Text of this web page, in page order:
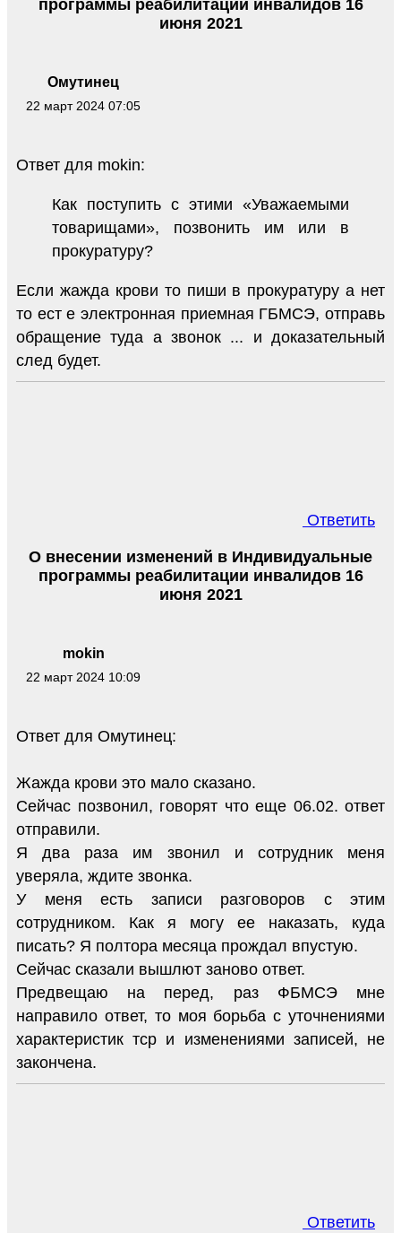
Омутинец
22 март 2024 07:05
программы реабилитации инвалидов 16
июня 2021
Ответ для mokin:
Как поступить с этими «Уважаемыми
товарищами», позвонить им или в
прокуратуру?
Если жажда крови то пиши в прокуратуру а нет
то ест е электронная приемная ГБМСЭ, отправь
обращение туда а звонок ... и доказательный
след будет.
Ответить
mokin
22 март 2024 10:09
О внесении изменений в Индивидуальные
программы реабилитации инвалидов 16
июня 2021
Ответ для Омутинец:
Жажда крови это мало сказано.
Сейчас позвонил, говорят что еще 06.02. ответ
отправили.
Я два раза им звонил и сотрудник меня
уверяла, ждите звонка.
У меня есть записи разговоров с этим
сотрудником. Как я могу ее наказать, куда
писать? Я полтора месяца прождал впустую.
Сейчас сказали вышлют заново ответ.
Предвещаю на перед, раз ФБМСЭ мне
направило ответ, то моя борьба с уточнениями
характеристик тср и изменениями записей, не
закончена.
Ответить